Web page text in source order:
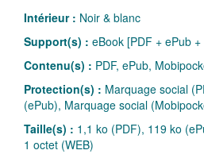
Intérieur : Noir & blanc
Support(s) : eBook [PDF + ePub
Contenu(s) : PDF, ePub,
Protection(s) : Marquage social
(ePub), Marquage social
Taille(s) : 1,1 ko (PDF), 119 ko
1 octet (WEB)